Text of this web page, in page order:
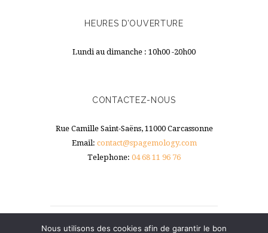
Nous utilisons des cookies afin de garantir le bon
HEURES D’OUVERTURE
Lundi au dimanche : 10h00 -20h00
CONTACTEZ-NOUS
Rue Camille Saint-Saëns, 11000 Carcassonne
Email: contact@spagemology.com
Telephone: 04 68 11 96 76